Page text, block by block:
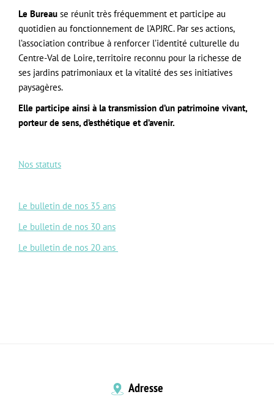
Le Bureau se réunit très fréquemment et participe au
quotidien au fonctionnement de l'APJRC. Par ses actions,
l’association contribue à renforcer l’identité culturelle du
Centre-Val de Loire, territoire reconnu pour la richesse de
ses jardins patrimoniaux et la vitalité des ses initiatives
paysagères.
Elle participe ainsi à la transmission d’un patrimoine vivant,
porteur de sens, d’esthétique et d’avenir.
Nos statuts
Le bulletin de nos 35 ans
Le bulletin de nos 30 ans
Le bulletin de nos 20 ans
Adresse